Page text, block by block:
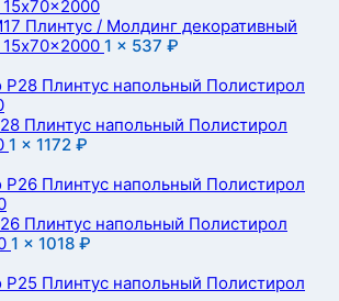
Плинтус / Молдинг декоративный
1 × 537 ₽
Плинтус напольный Полистирол
1 × 1172 ₽
Плинтус напольный Полистирол
1 × 1018 ₽